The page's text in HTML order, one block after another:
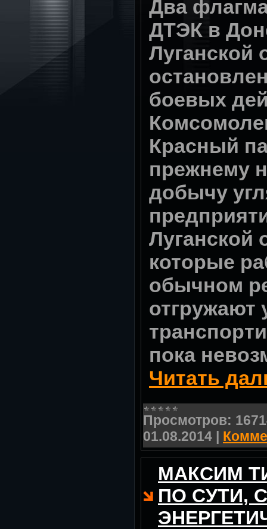
Два
ДТЭК в
Луганской
боевых
Красный
прежнему
добычу
Луганской
которые
обычном
отгружают
пока
Читать
Просмотров:
01.08.2014 |
МАКСИМ
ПО СУТИ,